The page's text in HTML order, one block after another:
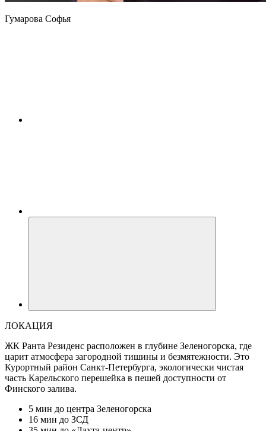
Гумарова Софья
ЛОКАЦИЯ
ЖК Ранта Резиденс расположен в глубине Зеленогорска, где
царит атмосфера загородной тишины и безмятежности. Это
Курортный район Санкт-Петербурга, экологически чистая
часть Карельского перешейка в пешей доступности от
Финского залива.
5 мин до центра Зеленогорска
16 мин до ЗСД